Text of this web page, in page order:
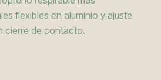
flexibles en aluminio y ajuste
cierre de contacto.